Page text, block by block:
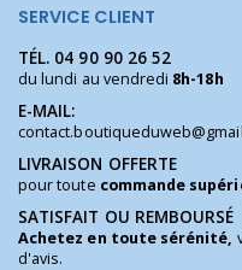
SERVICE CLIENT
TÉL. 04 90 90 26 52
du lundi au vendredi 8h-18h
E-MAIL:
LIVRAISON OFFERTE
pour toute commande
SATISFAIT OU REMBOURSÉ
Achetez en toute sérénité,
d'avis.